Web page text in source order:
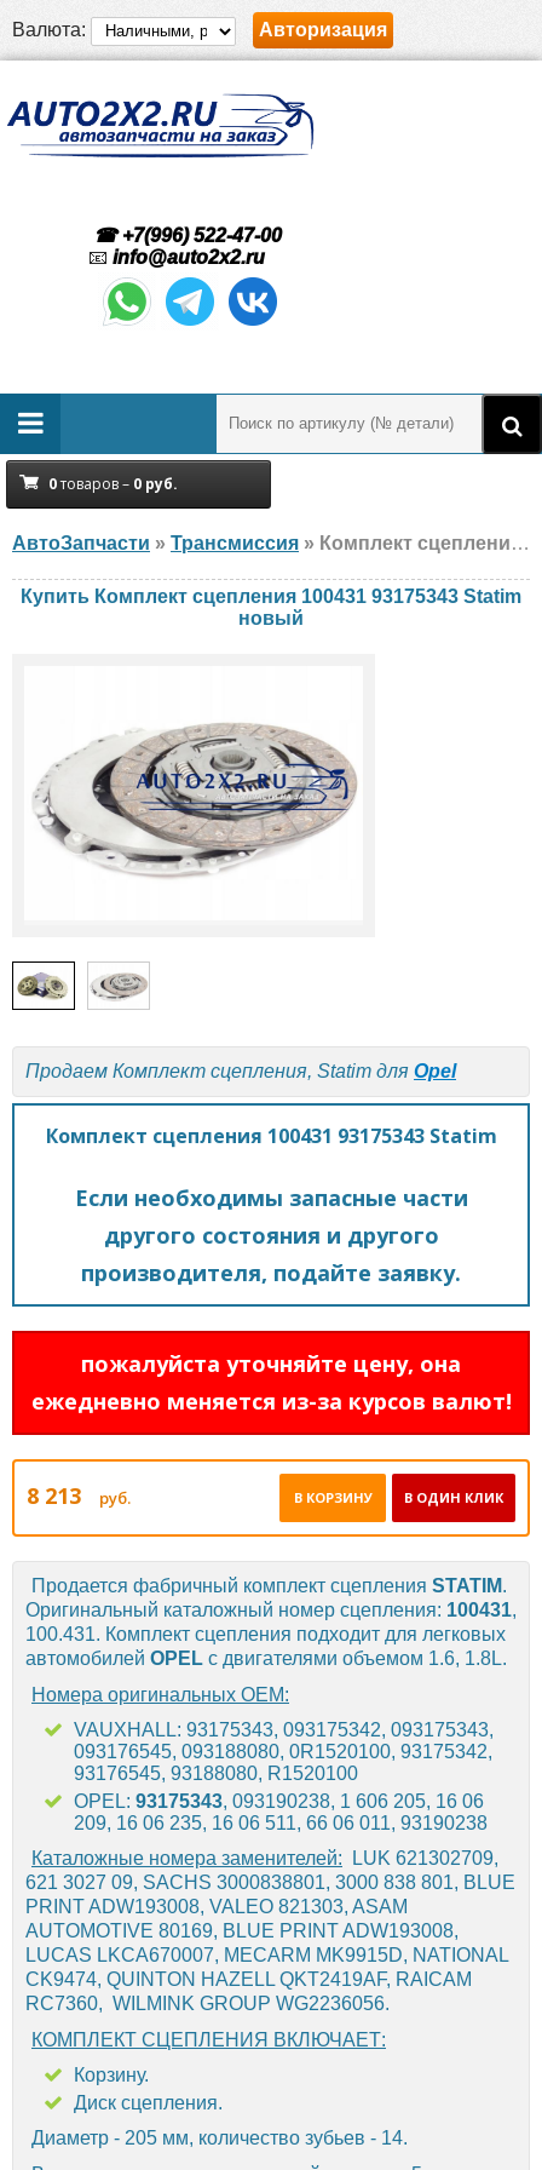
Валюта: Авторизация
☎ +7(996) 522-47-00
📧 info@auto2x2.ru
0товаров – 0 руб.
АвтоЗапчасти » Трансмиссия » Комплект сцепления Statim 100431 93175343 Opel, новый
Купить Комплект сцепления 100431 93175343 Statim
новый
Продаем Комплект сцепления, Statim для Opel
Комплект сцепления 100431 93175343 Statim
Если необходимы запасные части
другого состояния и другого
производителя, подайте заявку.
пожалуйста уточняйте цену, она
ежедневно меняется из-за курсов валют!
8 213 руб. В ОДИН КЛИК
В КОРЗИНУ
Продается фабричный комплект сцепления STATIM.
Оригинальный каталожный номер сцепления: 100431,
100.431. Комплект сцепления подходит для легковых
автомобилей OPEL с двигателями объемом 1.6, 1.8L.
Номера оригинальных OEM:
VAUXHALL: 93175343, 093175342, 093175343,
093176545, 093188080, 0R1520100, 93175342,
93176545, 93188080, R1520100
OPEL: 93175343, 093190238, 1 606 205, 16 06
209, 16 06 235, 16 06 511, 66 06 011, 93190238
Каталожные номера заменителей: LUK 621302709,
621 3027 09, SACHS 3000838801, 3000 838 801, BLUE
PRINT ADW193008, VALEO 821303, ASAM
AUTOMOTIVE 80169, BLUE PRINT ADW193008,
LUCAS LKCA670007, MECARM MK9915D, NATIONAL
CK9474, QUINTON HAZELL QKT2419AF, RAICAM
RC7360, WILMINK GROUP WG2236056.
КОМПЛЕКТ СЦЕПЛЕНИЯ ВКЛЮЧАЕТ:
Корзину.
Диск сцепления.
Диаметр - 205 мм, количество зубьев - 14.